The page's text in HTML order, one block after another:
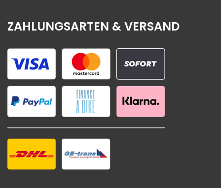
ZAHLUNGSARTEN & VERSAND